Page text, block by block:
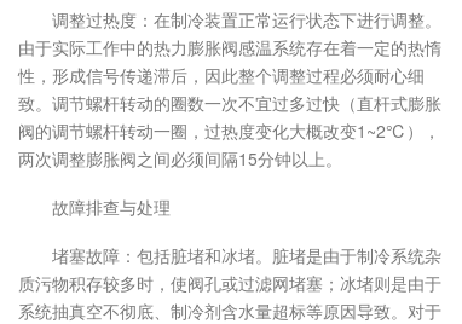
调整过热度：在制冷装置正常运行状态下进行调整。
由于实际工作中的热力膨胀阀感温系统存在着一定的热惰
性，形成信号传递滞后，因此整个调整过程必须耐心细
致。调节螺杆转动的圈数一次不宜过多过快（直杆式膨胀
阀的调节螺杆转动一圈，过热度变化大概改变1~2℃），
两次调整膨胀阀之间必须间隔15分钟以上。
故障排查与处理
堵塞故障：包括脏堵和冰堵。脏堵是由于制冷系统杂
质污物积存较多时，使阀孔或过滤网堵塞；冰堵则是由于
系统抽真空不彻底、制冷剂含水量超标等原因导致。对于